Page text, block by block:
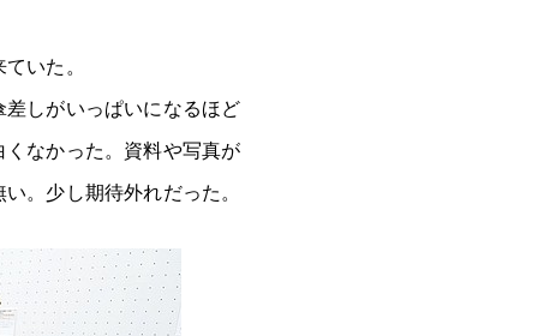
いた。
しがいっぱいになるほど
なかった。資料や写真が
。少し期待外れだった。